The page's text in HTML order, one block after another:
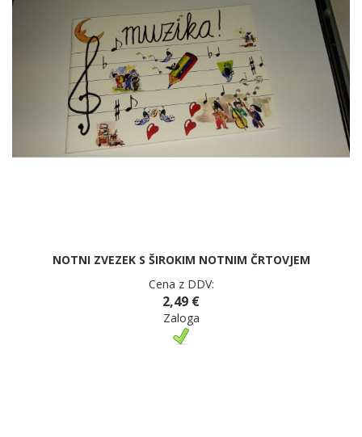
NOTNI ZVEZEK S ŠIROKIM NOTNIM ČRTOVJEM
Cena z DDV:
2,49 €
Zaloga